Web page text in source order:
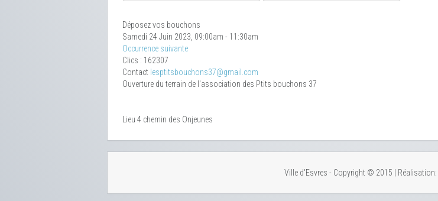
Déposez vos bouchons
Samedi 24 Juin 2023, 09:00am - 11:30am
Occurrence suivante
Clics : 162307
Contact lesptitsbouchons37@gmail.com
Ouverture du terrain de l'association des Ptits bouchons 37
Lieu 4 chemin des Onjeunes
Ville d'Esvres - Copyright © 2015 | Réalisation: